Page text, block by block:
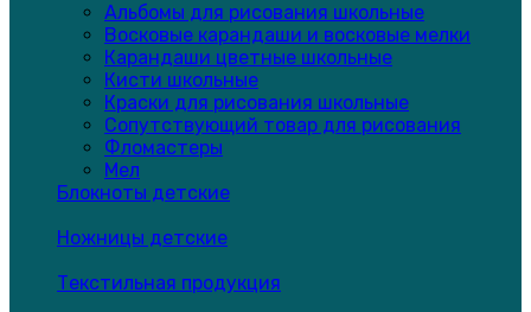
Альбомы для рисования школьные
Восковые карандаши и восковые мелки
Карандаши цветные школьные
Кисти школьные
Краски для рисования школьные
Сопутствующий товар для рисования
Фломастеры
Мел
Блокноты детские
Ножницы детские
Текстильная продукция